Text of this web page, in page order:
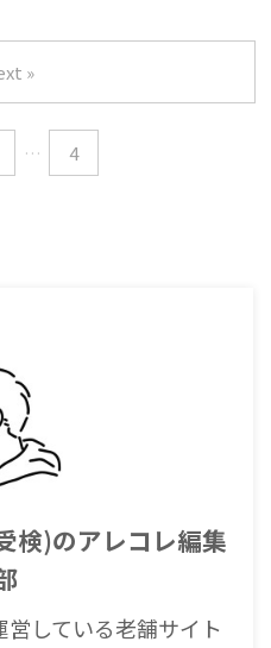
… 4
»
検)のアレコレ編集
している老舗サイト